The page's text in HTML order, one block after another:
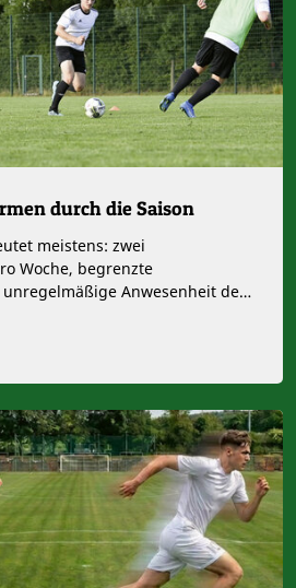
durch die Saison
meistens: zwei
Woche, begrenzte
Anwesenheit der